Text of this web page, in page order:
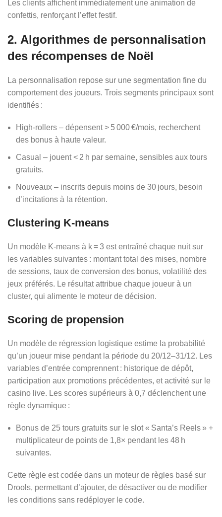
Les clients affichent immédiatement une animation de
confettis, renforçant l’effet festif.
2. Algorithmes de personnalisation
des récompenses de Noël
La personnalisation repose sur une segmentation fine du
comportement des joueurs. Trois segments principaux sont
identifiés :
High‑rollers – dépensent > 5 000 €/mois, recherchent
des bonus à haute valeur.
Casual – jouent < 2 h par semaine, sensibles aux tours
gratuits.
Nouveaux – inscrits depuis moins de 30 jours, besoin
d’incitations à la rétention.
Clustering K‑means
Un modèle K‑means à k = 3 est entraîné chaque nuit sur
les variables suivantes : montant total des mises, nombre
de sessions, taux de conversion des bonus, volatilité des
jeux préférés. Le résultat attribue chaque joueur à un
cluster, qui alimente le moteur de décision.
Scoring de propension
Un modèle de régression logistique estime la probabilité
qu’un joueur mise pendant la période du 20/12–31/12. Les
variables d’entrée comprennent : historique de dépôt,
participation aux promotions précédentes, et activité sur le
casino live. Les scores supérieurs à 0,7 déclenchent une
règle dynamique :
Bonus de 25 tours gratuits sur le slot « Santa’s Reels » +
multiplicateur de points de 1,8× pendant les 48 h
suivantes.
Cette règle est codée dans un moteur de règles basé sur
Drools, permettant d’ajouter, de désactiver ou de modifier
les conditions sans redéployer le code.